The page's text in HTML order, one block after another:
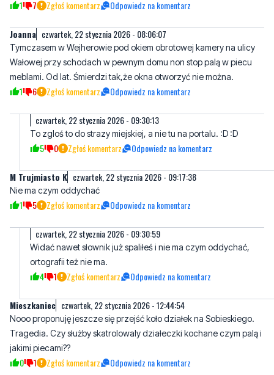
1 7 Zgłoś komentarz Odpowiedz na komentarz
Joanna czwartek, 22 stycznia 2026 - 08:06:07
Tymczasem w Wejherowie pod okiem obrotowej kamery na ulicy
Wałowej przy schodach w pewnym domu non stop palą w piecu
meblami. Od lat. Śmierdzi tak,że okna otworzyć nie można.
1 6 Zgłoś komentarz Odpowiedz na komentarz
czwartek, 22 stycznia 2026 - 09:30:13
To zgloś to do strazy miejskiej, a nie tu na portalu. :D :D
5 0 Zgłoś komentarz Odpowiedz na komentarz
M Trujmiasto K czwartek, 22 stycznia 2026 - 09:17:38
Nie ma czym oddychać
1 5 Zgłoś komentarz Odpowiedz na komentarz
czwartek, 22 stycznia 2026 - 09:30:59
Widać nawet słownik już spaliłeś i nie ma czym oddychać,
ortografii też nie ma.
4 1 Zgłoś komentarz Odpowiedz na komentarz
Mieszkaniec czwartek, 22 stycznia 2026 - 12:44:54
Nooo proponuję jeszcze się przejść koło działek na Sobieskiego.
Tragedia. Czy służby skatrolowaly działeczki kochane czym palą i
jakimi piecami??
0 1 Zgłoś komentarz Odpowiedz na komentarz